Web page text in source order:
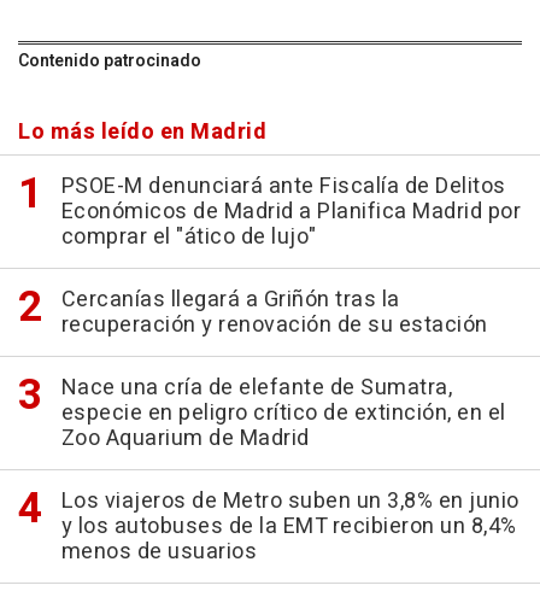
Contenido patrocinado
Lo más leído en Madrid
PSOE-M denunciará ante Fiscalía de Delitos
Económicos de Madrid a Planifica Madrid por
comprar el "ático de lujo"
Cercanías llegará a Griñón tras la
recuperación y renovación de su estación
Nace una cría de elefante de Sumatra,
especie en peligro crítico de extinción, en el
Zoo Aquarium de Madrid
Los viajeros de Metro suben un 3,8% en junio
y los autobuses de la EMT recibieron un 8,4%
menos de usuarios